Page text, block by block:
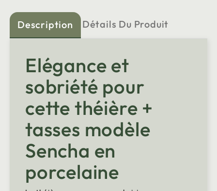
Description Détails Du Produit
Elégance et
sobriété pour
cette théière +
tasses modèle
Sencha en
porcelaine